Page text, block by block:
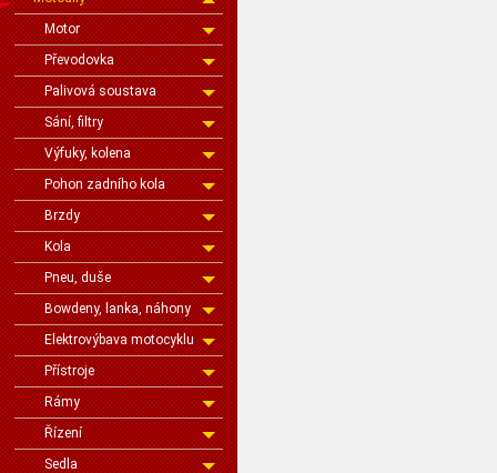
Motor
Převodovka
Palivová soustava
Sání, filtry
Výfuky, kolena
Pohon zadního kola
Brzdy
Kola
Pneu, duše
Bowdeny, lanka, náhony
Elektrovýbava motocyklu
Přístroje
Rámy
Řízení
Sedla